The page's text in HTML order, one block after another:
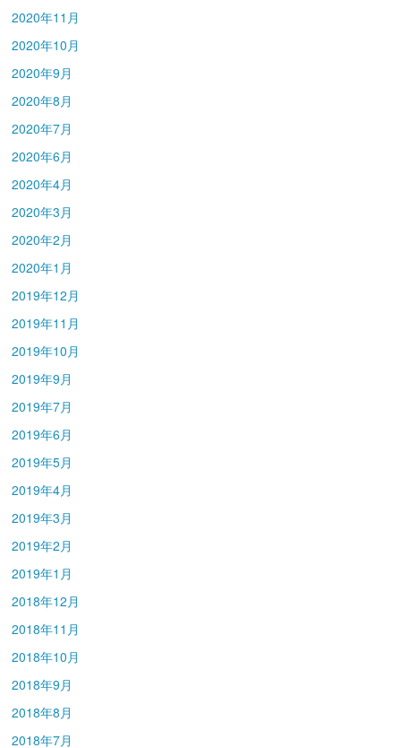
2020年11月
2020年10月
2020年9月
2020年8月
2020年7月
2020年6月
2020年4月
2020年3月
2020年2月
2020年1月
2019年12月
2019年11月
2019年10月
2019年9月
2019年7月
2019年6月
2019年5月
2019年4月
2019年3月
2019年2月
2019年1月
2018年12月
2018年11月
2018年10月
2018年9月
2018年8月
2018年7月